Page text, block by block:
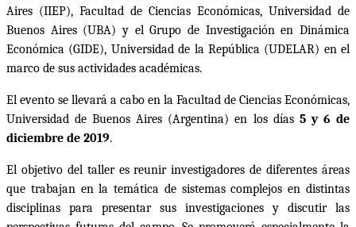
Aires (IIEP), Facultad de Ciencias Económicas, Universidad de
Buenos Aires (UBA) y el Grupo de Investigación en Dinámica
Económica (GIDE), Universidad de la República (UDELAR) en el
marco de sus actividades académicas.
El evento se llevará a cabo en la Facultad de Ciencias Económicas,
Universidad de Buenos Aires (Argentina) en los días 5 y 6 de
diciembre de 2019.
El objetivo del taller es reunir investigadores de diferentes áreas
que trabajan en la temática de sistemas complejos en distintas
disciplinas para presentar sus investigaciones y discutir las